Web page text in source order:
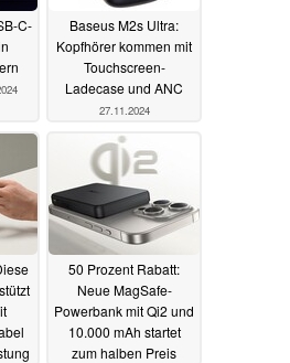
C-
Baseus M2s Ultra:
Kopfhörer kommen mit
Touchscreen-
Ladecase und ANC
27.11.2024
50 Prozent Rabatt:
Neue MagSafe-
Powerbank mit Qi2 und
10.000 mAh startet
zum halben Preis